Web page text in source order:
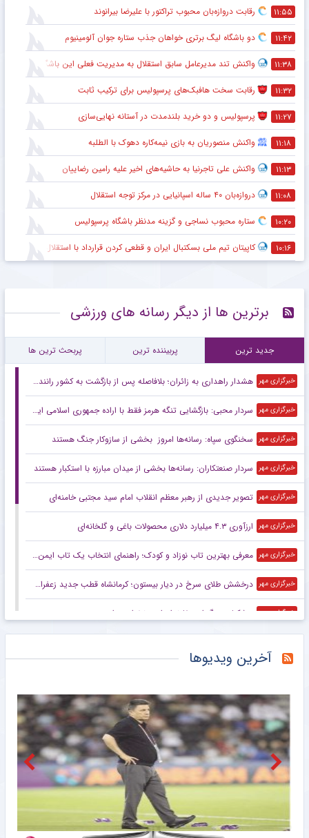
۱۱:۵۵ رقابت دروازه‌بان محبوب تراکتور با علیرضا بیرانوند
۱۱:۴۲ دو باشگاه لیگ برتری خواهان جذب ستاره جوان آلومینیوم
۱۱:۳۸ واکنش تند مدیرعامل سابق استقلال به مدیریت فعلی این باشگاه
۱۱:۳۲ رقابت سخت هافبک‌های پرسپولیس برای ترکیب ثابت
۱۱:۲۷ پرسپولیس و دو خرید بلندمدت در آستانه نهایی‌سازی
۱۱:۱۸ واکنش منصوریان به بازی نیمه‌کاره دهوک با الطلبه
۱۱:۱۳ واکنش علی تاجرنیا به حاشیه‌های اخیر علیه رامین رضاییان
۱۱:۰۸ دروازه‌بان ۴۰ ساله اسپانیایی در مرکز توجه استقلال
۱۰:۲۰ ستاره محبوب نساجی و گزینه مدنظر باشگاه پرسپولیس
۱۰:۱۶ کاپیتان تیم ملی بسکتبال ایران و قطعی کردن قرارداد با استقلال
برترین ها از دیگر رسانه های ورزشی
جدید ترین پربیننده ترین پربحث ترین ها
خبرگزاری مهر هشدار راهداری به زائران؛ بلافاصله پس از بازگشت به کشور رانندگی نکنید
خبرگزاری مهر سردار محبی: بازگشایی تنگه‌ هرمز فقط با اراده جمهوری اسلامی ایران است
خبرگزاری مهر سخنگوی سپاه: رسانه‌ها امروز بخشی از سازوکار جنگ هستند
خبرگزاری مهر سردار صنعتکاران: رسانه‌ها بخشی از میدان مبارزه با استکبار هستند
خبرگزاری مهر تصویر جدیدی از رهبر معظم انقلاب امام سید مجتبی خامنه‌ای
خبرگزاری مهر ارزآوری ۴.۳ میلیارد دلاری محصولات باغی و گلخانه‌ای
خبرگزاری مهر معرفی بهترین تاب نوزاد و کودک؛ راهنمای انتخاب یک تاب ایمن و باکیفیت
خبرگزاری مهر درخشش طلای سرخ در دیار بیستون؛ کرمانشاه قطب جدید زعفران ایران
خبرگزاری مهر پزشکیان: هرگز استعفا نداده‌ام و نخواهم داد
خبرگزاری مهر شناسایی ۳ تغییر کاربری غیرمجاز در اراضی کشاورزی میامی
خبرگزاری مهر پارکینگ‌های شماره ۱، ۳ و ۴ حرم رضوی به طور موقت مسدود می‌شوند
خبرگزاری مهر نمایش‌های کشور، ۲ شب به صحنه نمی‌روند
خبرگزاری مهر «سبیل السلطنه» به سنگلج می‌آید
آخرین ویدیوها